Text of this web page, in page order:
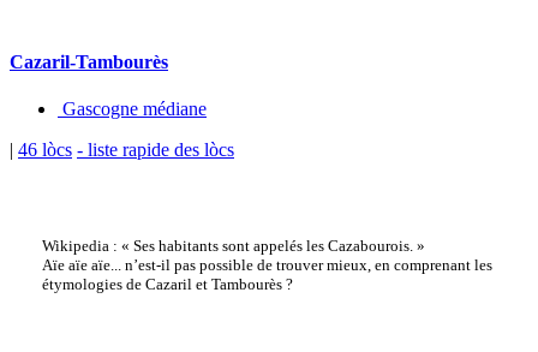
Cazaril-Tambourès
Gascogne médiane
| 46 lòcs - liste rapide des lòcs
Wikipedia : « Ses habitants sont appelés les Cazabourois. »
Aïe aïe aïe... n’est-il pas possible de trouver mieux, en comprenant les
étymologies de Cazaril et Tambourès ?